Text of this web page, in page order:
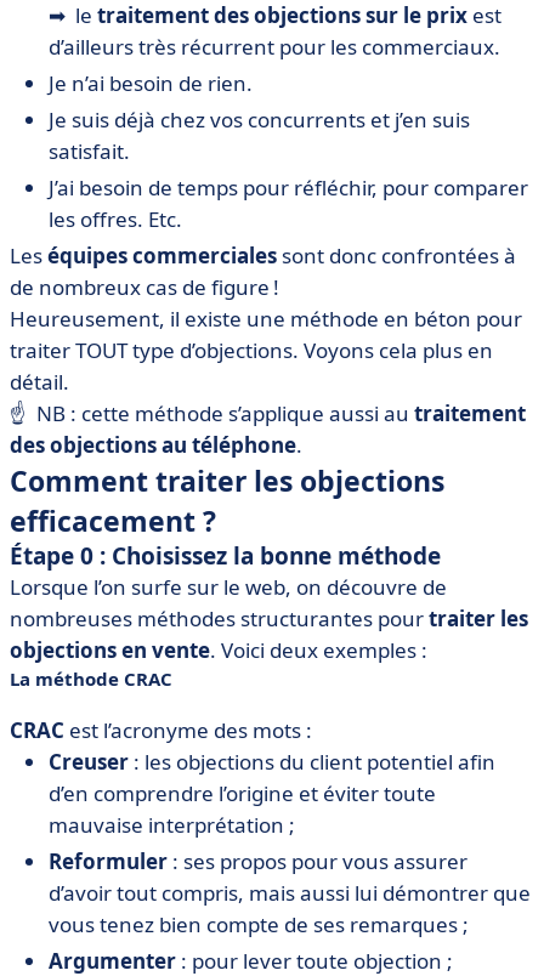
➡ le traitement des objections sur le prix est
d’ailleurs très récurrent pour les commerciaux.
Je n’ai besoin de rien.
Je suis déjà chez vos concurrents et j’en suis
satisfait.
J’ai besoin de temps pour réfléchir, pour comparer
les offres. Etc.
Leséquipes commerciales sont donc confrontées à
de nombreux cas de figure !
Heureusement, il existe une méthode en béton pour
traiter TOUT type d’objections. Voyons cela plus en
détail.
☝️ NB : cette méthode s’applique aussi au traitement
des objections au téléphone.
Comment traiter les objections
efficacement ?
Étape 0 : Choisissez la bonne méthode
Lorsque l’on surfe sur le web, on découvre de
nombreuses méthodes structurantes pourtraiter les
objections en vente. Voici deux exemples :
La méthode CRAC
CRAC est l’acronyme des mots :
Creuser : les objections du client potentiel afin
d’en comprendre l’origine et éviter toute
mauvaise interprétation ;
Reformuler : ses propos pour vous assurer
d’avoir tout compris, mais aussi lui démontrer que
vous tenez bien compte de ses remarques ;
Argumenter : pour lever toute objection ;